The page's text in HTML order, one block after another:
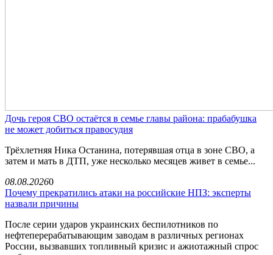
Дочь героя СВО остаётся в семье главы района: прабабушка
не может добиться правосудия
Трёхлетняя Ника Останина, потерявшая отца в зоне СВО, а
затем и мать в ДТП, уже несколько месяцев живет в семье...
08.08.20260
Почему прекратились атаки на российские НПЗ: эксперты
назвали причины
После серии ударов украинских беспилотников по
нефтеперерабатывающим заводам в различных регионах
России, вызвавших топливный кризис и ажиотажный спрос